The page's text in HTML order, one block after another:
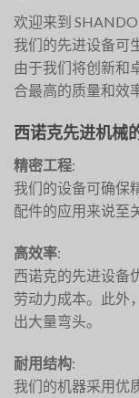
欢迎来到
我们的先进设备可
由于我们将创新和
合最高的质量和效
西诺克先进机械
精密工程:
我们的设备可确保
配件的应用来说至
高效率:
西诺克的先进设备
劳动力成本。此外
出大量弯头。
耐用结构:
我们的机器采用优